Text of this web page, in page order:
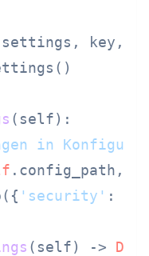
key,
( self):
in
.config_path,
'security' :
( self) ->